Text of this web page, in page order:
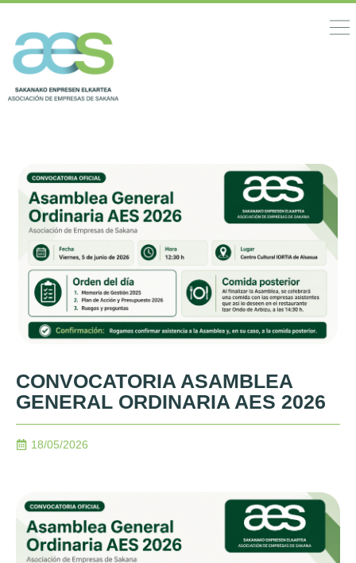
CONVOCATORIA ASAMBLEA
GENERAL ORDINARIA AES 2026
18/05/2026